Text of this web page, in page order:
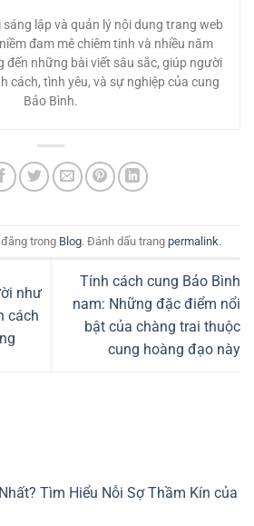
lập và quản lý nội dung trang web
đam mê chiêm tinh và nhiều năm
đến những bài viết sâu sắc, giúp người
cách, tình yêu, và sự nghiệp của cung
Bảo Bình.
trong Blog. Đánh dấu trang permalink.
như
cách
Tính cách cung Bảo Bình
nam: Những đặc điểm nổi
bật của chàng trai thuộc
cung hoàng đạo này
Tìm Hiểu Nỗi Sợ Thầm Kín của